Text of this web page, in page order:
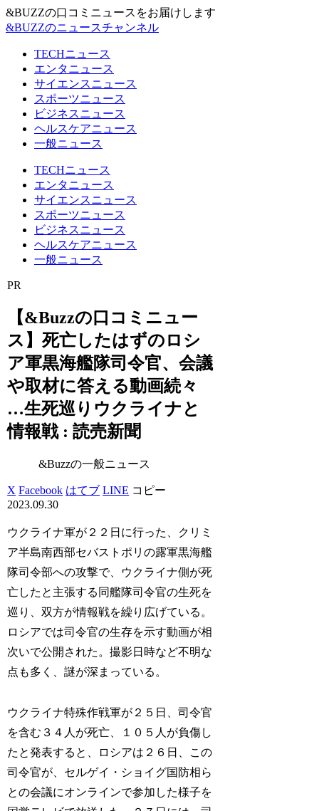
&BUZZの口コミニュースをお届けします
&BUZZのニュースチャンネル
TECHニュース
エンタニュース
サイエンスニュース
スポーツニュース
ビジネスニュース
ヘルスケアニュース
一般ニュース
TECHニュース
エンタニュース
サイエンスニュース
スポーツニュース
ビジネスニュース
ヘルスケアニュース
一般ニュース
PR
【&Buzzの口コミニュー
ス】死亡したはずのロシ
ア軍黒海艦隊司令官、会議
や取材に答える動画続々
…生死巡りウクライナと
情報戦 : 読売新聞
&Buzzの一般ニュース
X Facebook はてブ LINE コピー
2023.09.30
ウクライナ軍が２２日に行った、クリミ
ア半島南西部セバストポリの露軍黒海艦
隊司令部への攻撃で、ウクライナ側が死
亡したと主張する同艦隊司令官の生死を
巡り、双方が情報戦を繰り広げている。
ロシアでは司令官の生存を示す動画が相
次いで公開された。撮影日時など不明な
点も多く、謎が深まっている。
ウクライナ特殊作戦軍が２５日、司令官
を含む３４人が死亡、１０５人が負傷し
たと発表すると、ロシアは２６日、この
司令官が、セルゲイ・ショイグ国防相ら
との会議にオンラインで参加した様子を